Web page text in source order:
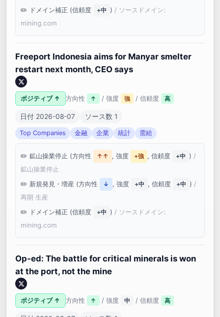
ドメイン補正 (信頼度
+中 ) / ソースドメイン:
mining.com
Freeport Indonesia aims for Manyar smelter
restart next month, CEO says
ポジティブ ↑ 方向性 ↑ / 強度 強 / 信頼度 高
日付 2026-08-07 ソース数 1
Top Companies 金融 企業 統計 需給
鉱山操業停止 (方向性 ↑↑ , 強度 +強 , 信頼度 +中 ) /
鉱山操業停止
新規発見・増産 (方向性
↓ , 強度 +中 , 信頼度 +中 ) /
再開 生産
ドメイン補正 (信頼度
+中 ) / ソースドメイン:
mining.com
Op-ed: The battle for critical minerals is won
at the port, not the mine
ポジティブ ↑ 方向性 ↑ / 強度 中 / 信頼度 高